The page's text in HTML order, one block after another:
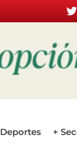
Deportes +